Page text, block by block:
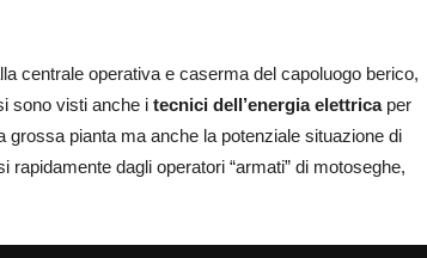
centrale operativa e caserma del capoluogo berico,
sono visti anche i tecnici dell’energia elettricaper
pianta ma anche la potenziale situazione di
rapidamente dagli operatori “armati” di motoseghe,